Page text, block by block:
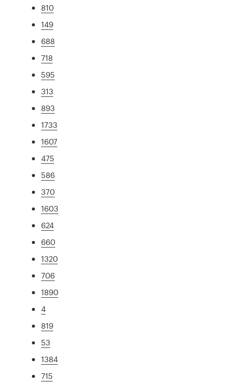
810
149
688
718
595
313
893
1733
1607
475
586
370
1603
624
660
1320
706
1890
4
819
53
1384
715